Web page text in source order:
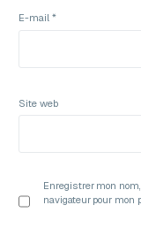
E-mail *
Site web
Enregistrer mon
navigateur pour mon